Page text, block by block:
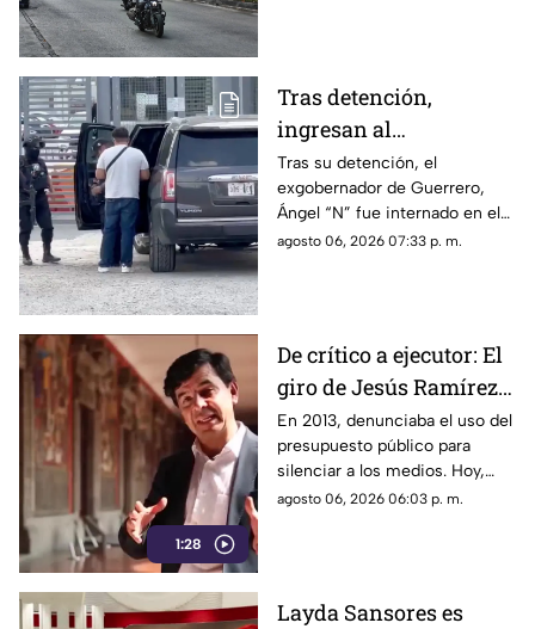
Tras detención,
ingresan al
exgobernador Ángel
"N" al penal del
Altiplano
Tras su detención, el
exgobernador de Guerrero,
Ángel “N” fue internado en el
penal del Altiplano; esto es lo
agosto 06, 2026 07:33 p. m.
1:28
De crítico a ejecutor: El
giro de Jesús Ramírez
Cuevas sobre la
censura y la publicidad
oficial
En 2013, denunciaba el uso del
presupuesto público para
silenciar a los medios. Hoy,
Jesús Ramírez Cuevas es
agosto 06, 2026 06:03 p. m.
Layda Sansores es